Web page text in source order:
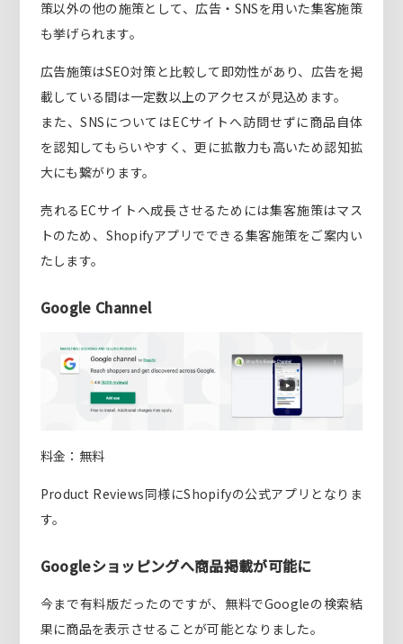
策以外の他の施策として、広告・SNSを用いた集客施策
も挙げられます。
広告施策はSEO対策と比較して即効性があり、広告を掲
載している間は一定数以上のアクセスが見込めます。
また、SNSについてはECサイトへ訪問せずに商品自体
を認知してもらいやすく、更に拡散力も高いため認知拡
大にも繋がります。
売れるECサイトへ成長させるためには集客施策はマス
トのため、Shopifyアプリでできる集客施策をご案内い
たします。
Google Channel
料金：無料
Product Reviews同様にShopifyの公式アプリとなりま
す。
Googleショッピングへ商品掲載が可能に
今まで有料版だったのですが、無料でGoogleの検索結
果に商品を表示させることが可能となりました。